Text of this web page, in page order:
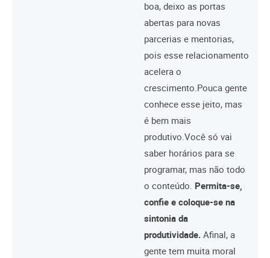
boa, deixo as portas
abertas para novas
parcerias e mentorias,
pois esse relacionamento
acelera o
crescimento.Pouca gente
conhece esse jeito, mas
é bem mais
produtivo.Você só vai
saber horários para se
programar, mas não todo
o conteúdo. Permita-se,
confie e coloque-se na
sintonia da
produtividade. Afinal, a
gente tem muita moral